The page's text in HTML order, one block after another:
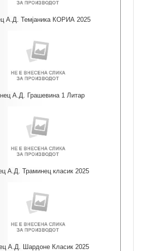
А.Д. Темјаника КОРИА 2025
А.Д. Грашевина 1 Литар
А.Д. Траминец класик 2025
А.Д. Шардоне Класик 2025